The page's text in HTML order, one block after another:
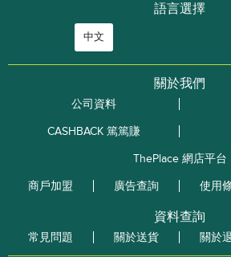
語言選擇
中文
關於我們
公司資料
CASHBACK 篤篤賺
ThePlace 網店平台
商戶加盟
廣告查詢 使用
資料查詢
常見問題 關於送貨 關於